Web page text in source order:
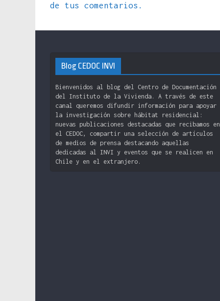
de tus comentarios.
Blog CEDOC INVI
Bienvenidos al blog del Centro de Documentación
del Instituto de la Vivienda. A través de este
canal queremos difundir información para apoyar
la investigación sobre hábitat residencial:
nuevas publicaciones destacadas que recibamos en
el CEDOC, compartir una selección de artículos
de medios de prensa destacando aquellas
dedicadas al INVI y eventos que se realicen en
Chile y en el extranjero.